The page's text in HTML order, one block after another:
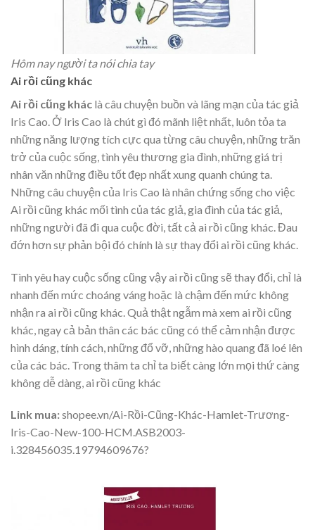
Hôm nay người ta nói chia tay
Ai rồi cũng khác
Ai rồi cũng khác là câu chuyện buồn và lãng mạn của tác giả
Iris Cao. Ở Iris Cao là chút gì đó mãnh liệt nhất, luôn tỏa ta
những năng lượng tích cực qua từng câu chuyện, những trăn
trở của cuộc sống, tình yêu thương gia đình, những giá trị
nhân văn những điều tốt đẹp nhất xung quanh chúng ta.
Những câu chuyện của Iris Cao là nhân chứng sống cho việc
Ai rồi cũng khác mối tình của tác giả, gia đình của tác giả,
những người đã đi qua cuộc đời, tất cả ai rồi cũng khác. Đau
đớn hơn sự phản bội đó chính là sự thay đổi ai rồi cũng khác.
Tình yêu hay cuộc sống cũng vậy ai rồi cũng sẽ thay đổi, chỉ là
nhanh đến mức choáng váng hoặc là chậm đến mức không
nhận ra ai rồi cũng khác. Quả thật ngẫm mà xem ai rồi cũng
khác, ngay cả bản thân các bác cũng có thể cảm nhận được
hình dáng, tính cách, những đổ vỡ, những hào quang đã loé lên
của các bác. Trong thâm ta chỉ ta biết càng lớn mọi thứ càng
không dễ dàng, ai rồi cũng khác
Link mua:shopee.vn/Ai-Rồi-Cũng-Khác-Hamlet-Trương-
Iris-Cao-New-100-HCM.ASB2003-
i.328456035.19794609676?